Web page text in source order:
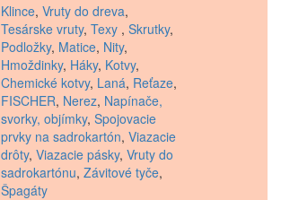
Klince, Vruty do dreva,
Tesárske vruty, Texy , Skrutky,
Podložky, Matice, Nity,
Hmoždinky, Háky, Kotvy,
Chemické kotvy, Laná, Reťaze,
FISCHER, Nerez, Napínače,
svorky, objímky, Spojovacie
prvky na sadrokartón, Viazacie
drôty, Viazacie pásky, Vruty do
sadrokartónu, Závitové tyče,
Špagáty